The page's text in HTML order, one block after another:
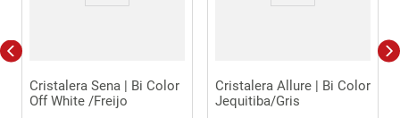
Cristalera Sena | Bi Color
Off White /Freijo
Cristalera Allure | Bi Color
Jequitiba/Gris